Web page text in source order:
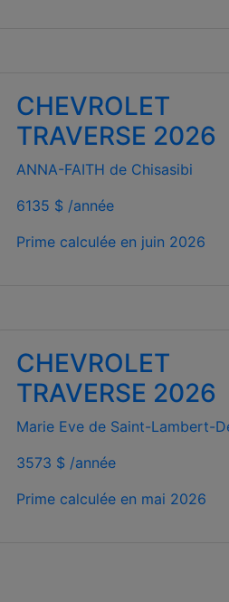
CHEVROLET
TRAVERSE 2026
ANNA-FAITH de Chisasibi
6135 $ /année
Prime calculée en juin 2026
CHEVROLET
TRAVERSE 2026
Marie Eve de Saint-Lambert-
3573 $ /année
Prime calculée en mai 2026